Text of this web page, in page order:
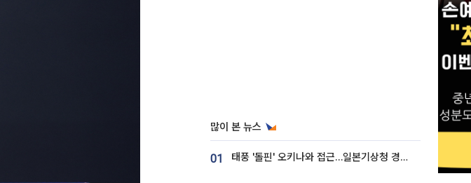
많이 본 뉴스
01 태풍 '돌핀' 오키나와 접근…일본기상청 경로 업데이트